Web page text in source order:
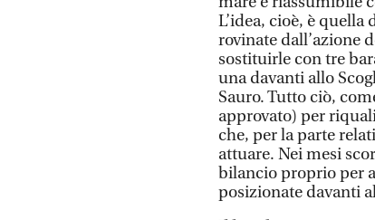
L’idea, cioè, è
rovinate dall’azione
sostituirle con tre
una davanti allo
Sauro. Tutto ciò,
approvato) per
che, per la parte
attuare. Nei mesi
bilancio proprio per
posizionate davanti